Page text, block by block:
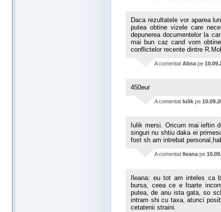
Daca rezultatele vor aparea
putea obtine vizele care
depunerea documentelor la
mai bun caz cand vom
conflictelor recente dintre
A comentat Alina pe
450eur
A comentat Iulik pe
Iulik mersi. Oricum mai ieftin
singuri nu shtiu daka ei
fost sh am intrebat
A comentat Ileana pe
Ileana: eu tot am inteles ca
bursa, ceea ce e foarte
putea, de anu ista gata, so
intram shi cu taxa, atunci
cetatenii straini.